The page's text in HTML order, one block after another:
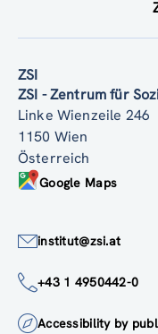
ZSI
ZSI - Zentrum für
Linke Wienzeile 246
1150 Wien
Österreich
Google Maps
institut@zsi.at
+43 1 4950442-0
Accessibility by